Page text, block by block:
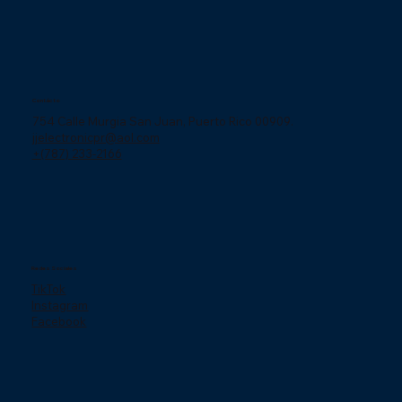
Contácto
754 Calle Murgia San Juan, Puerto Rico 00909.
jjelectronicpr@aol.com
+(787) 233-2166
Redes Sociales
TikTok
Instagram
Facebook